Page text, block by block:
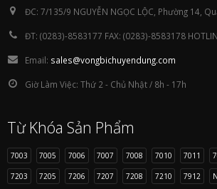
ĐC: 7/135/9 NGUYỄN NGỌC LỘC, Phường 14,
ĐT: (0283)-8583177 FAX: (0283)-8583178
Email: sales@vongbichuyendung.com
Giờ Làm Việc: Thứ 2 - Chủ Nhật / 8h - 17h
Từ Khóa Sản Phẩm
7003 7005 7006 7007 7008 7010 7011
7203 7205 7206 7207 7208 7210 7912